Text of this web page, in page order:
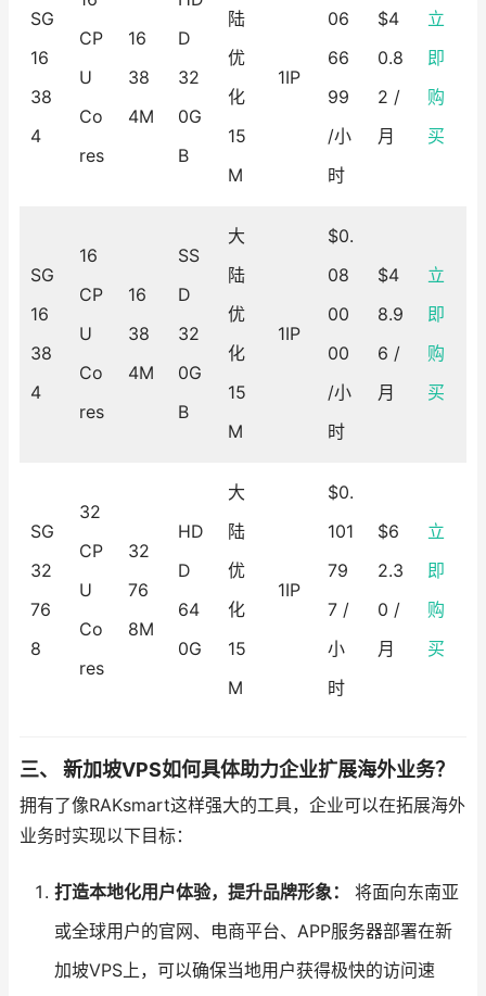
SG
16
38
4
CP
U
Co
res
16
38
4M
D
32
0G
B
陆
优
化
15
M
1IP
06
66
99
/小
时
$4
0.8
2 /
月
立
即
购
买
SG
16
38
4
16
CP
U
Co
res
16
38
4M
SS
D
32
0G
B
大
陆
优
化
15
M
1IP
$0.
08
00
00
/小
时
$4
8.9
6 /
月
立
即
购
买
SG
32
76
8
32
CP
U
Co
res
32
76
8M
HD
D
64
0G
大
陆
优
化
15
M
1IP
$0.
101
79
7 /
小
时
$6
2.3
0 /
月
立
即
购
买
三、 新加坡VPS如何具体助力企业扩展海外业务？
拥有了像RAKsmart这样强大的工具，企业可以在拓展海外
业务时实现以下目标：
打造本地化用户体验，提升品牌形象：
将面向东南亚
或全球用户的官网、电商平台、APP服务器部署在新
加坡VPS上，可以确保当地用户获得极快的访问速